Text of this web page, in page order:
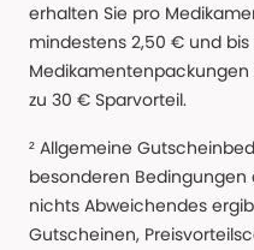
erhalten Sie pro
mindestens 2,50 € und
zu 30 € Sparvorteil.
² Allgemeine
besonderen Bedingungen
nichts Abweichendes
Gutscheinen,